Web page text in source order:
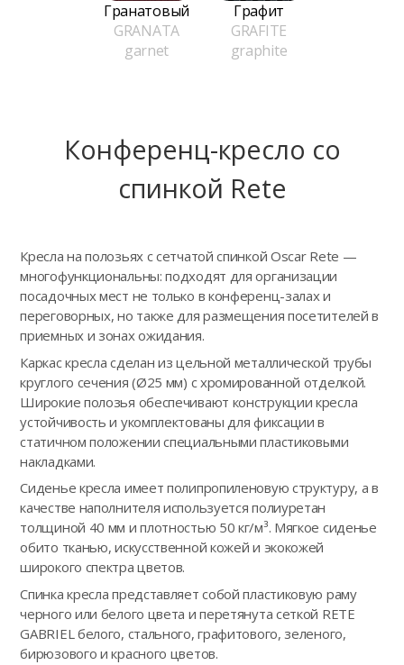
Гранатовый
GRANATA
garnet
Графит
GRAFITE
graphite
Конференц-кресло сo
спинкой Rete
Кресла на полозьях с сетчатой спинкой Oscar Rete —
многофункциональны: подходят для организации
посадочных мест не только в конференц-залах и
переговорных, но также для размещения посетителей в
приемных и зонах ожидания.
Каркас кресла сделан из цельной металлической трубы
круглого сечения (Ø25 мм) с хромированной отделкой.
Широкие полозья обеспечивают конструкции кресла
устойчивость и укомплектованы для фиксации в
статичном положении специальными пластиковыми
накладками.
Сиденье кресла имеет полипропиленовую структуру, а в
качестве наполнителя используется полиуретан
толщиной 40 мм и плотностью 50 кг/м³. Мягкое сиденье
обито тканью, искусственной кожей и экокожей
широкого спектра цветов.
Спинка кресла представляет собой пластиковую раму
черного или белого цвета и перетянута сеткой RETE
GABRIEL белого, стального, графитового, зеленого,
бирюзового и красного цветов.